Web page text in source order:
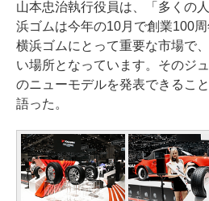
山本忠治執行役員は、「多くの
浜ゴムは今年の10月で創業100
横浜ゴムにとって重要な市場で
い場所となっています。そのジ
のニューモデルを発表できるこ
語った。